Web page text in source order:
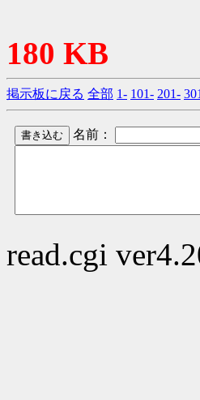
180 KB
掲示板に戻る 全部 1- 101- 201-
名前：
read.cgi